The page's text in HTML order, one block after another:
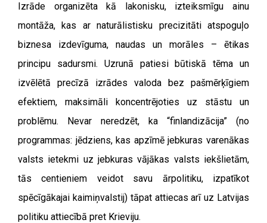
Izrāde organizēta kā lakonisku, izteiksmīgu ainu
montāža, kas ar naturālistisku precizitāti atspoguļo
biznesa izdevīguma, naudas un morāles – ētikas
principu sadursmi. Uzrunā patiesi būtiskā tēma un
izvēlētā precīzā izrādes valoda bez pašmērķīgiem
efektiem, maksimāli koncentrējoties uz stāstu un
problēmu. Nevar neredzēt, ka “finlandizācija” (no
programmas: jēdziens, kas apzīmē jebkuras varenākas
valsts ietekmi uz jebkuras vājākas valsts iekšlietām,
tās centieniem veidot savu ārpolitiku, izpatīkot
spēcīgākajai kaimiņvalstij) tāpat attiecas arī uz Latvijas
politiku attiecībā pret Krieviju.